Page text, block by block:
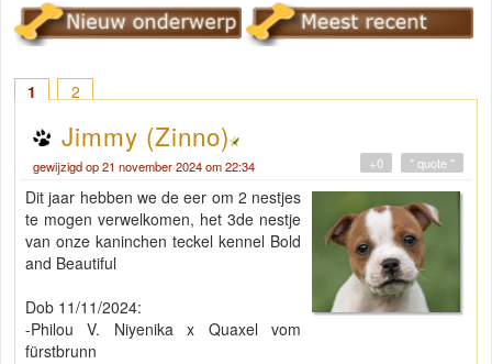
1 2
Jimmy (Zinno)
gewijzigd op 21 november 2024 om 22:34 " quote "
+0
Dit jaar hebben we de eer om 2 nestjes
te mogen verwelkomen, het 3de nestje
van onze kaninchen teckel kennel Bold
and Beautiful
Dob 11/11/2024:
-Philou V. Niyenika x Quaxel vom
fürstbrunn